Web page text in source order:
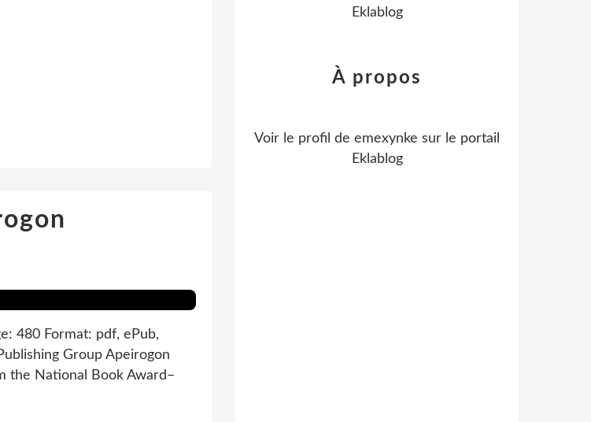
480 Format: pdf, ePub,
Group Apeirogon
the National Book Award–
Eklablog
À propos
Voir le profil de emexynke sur le portail
Eklablog